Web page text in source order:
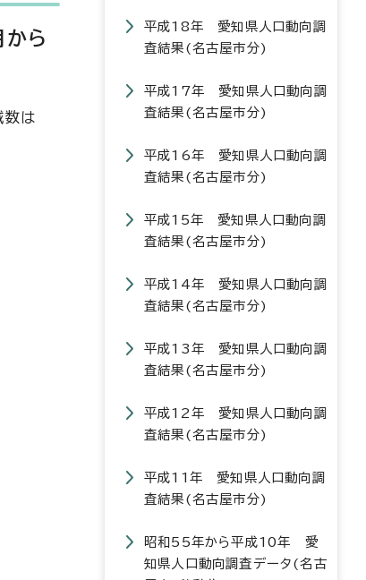
から
数は
平成18年 愛知県人口動向調
査結果(名古屋市分)
平成17年 愛知県人口動向調
査結果(名古屋市分)
平成16年 愛知県人口動向調
査結果(名古屋市分)
平成15年 愛知県人口動向調
査結果(名古屋市分)
平成14年 愛知県人口動向調
査結果(名古屋市分)
平成13年 愛知県人口動向調
査結果(名古屋市分)
平成12年 愛知県人口動向調
査結果(名古屋市分)
平成11年 愛知県人口動向調
査結果(名古屋市分)
昭和55年から平成10年 愛
知県人口動向調査データ(名古